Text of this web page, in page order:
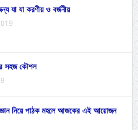
যা যা করণীয় ও বর্জনীয়
সহজ কৌশল
জ্ঞান নিয়ে পাঠক মহলে আজকের এই আয়োজন